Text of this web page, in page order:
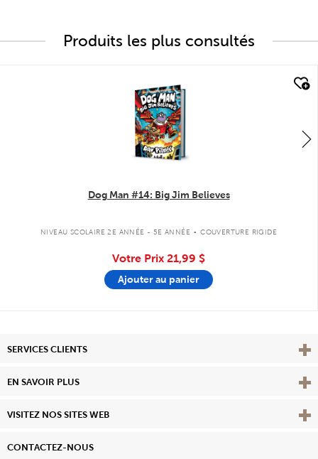
Produits les plus consultés
Dog Man #14: Big Jim Believes
NIVEAU SCOLAIRE 2E ANNÉE - 5E ANNÉE . COUVERTURE RIGIDE
Votre Prix 21,99 $
Ajouter au panier
SERVICES CLIENTS
EN SAVOIR PLUS View
VISITEZ NOS SITES WEB
CONTACTEZ-NOUS